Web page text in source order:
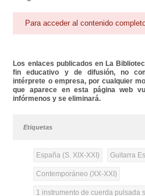
Para acceder al contenido
Los enlaces publicados en La
fin educativo y de difusión, no
intérprete o empresa, por cualquier
que aparece en esta página web
infórmenos y se eliminará.
Etiquetas
España (S. XIX-XXI) Guitarra
Contemporáneo (XX-XXI)
1 instrumento de cuerda pulsada